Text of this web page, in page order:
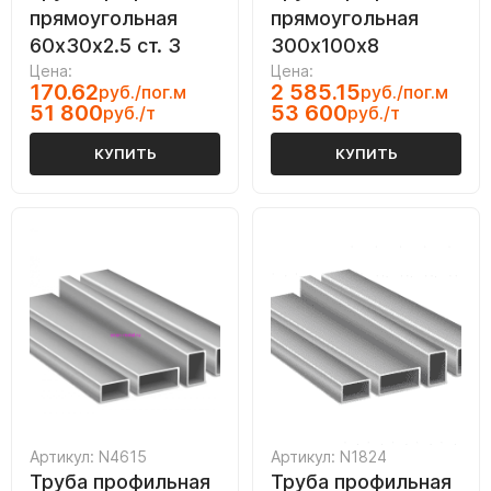
прямоугольная
60х30х2.5 ст. 3
Цена:
170.62руб./пог.м
51 800руб./т
КУПИТЬ
прямоугольная
300х100х8
Цена:
2 585.15руб./пог.м
53 600руб./т
КУПИТЬ
Артикул: N4615
Труба профильная
Артикул: N1824
Труба профильная